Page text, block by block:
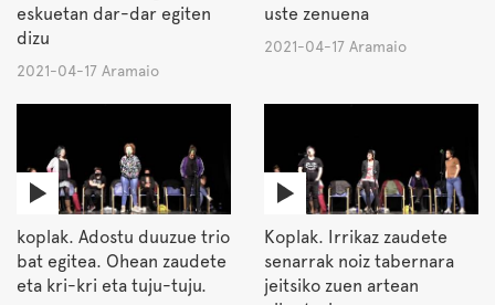
eskuetan dar-dar egiten
dizu
2021-04-17 Aramaio
uste zenuena
2021-04-17 Aramaio
koplak. Adostu duuzue trio
bat egitea. Ohean zaudete
eta kri-kri eta tuju-tuju.
Koplak. Irrikaz zaudete
senarrak noiz tabernara
jeitsiko zuen artean